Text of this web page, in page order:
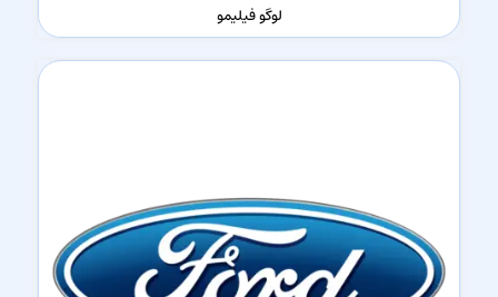
لوگو فیلیمو